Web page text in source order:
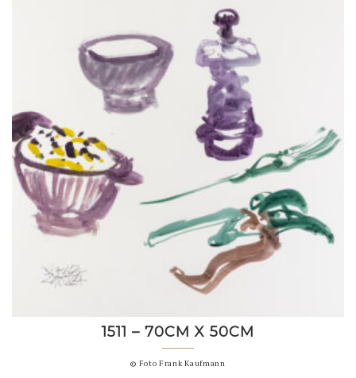
1511 – 70CM X 50CM
© Foto Frank Kaufmann